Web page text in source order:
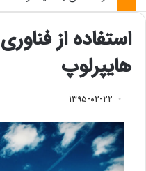
استفاده از
هایپرلوپ
۱۳۹۵-۰۲-۲۲